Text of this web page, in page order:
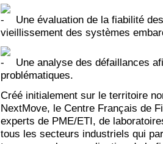
Une évaluation de la fiabilité
vieillissement des systèmes
Une analyse des défaillances
problématiques.
Créé initialement sur le territoire
NextMove, le Centre Français de
experts de PME/ETI, de
tous les secteurs industriels qui